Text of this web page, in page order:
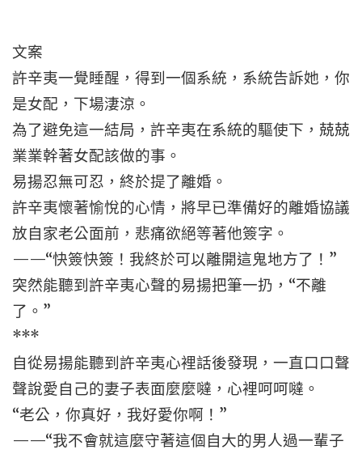
文案
許辛夷一覺睡醒，得到一個系統，系統告訴她，你
是女配，下場淒涼。
為了避免這一結局，許辛夷在系統的驅使下，兢兢
業業幹著女配該做的事。
易揚忍無可忍，終於提了離婚。
許辛夷懷著愉悅的心情，將早已準備好的離婚協議
放自家老公面前，悲痛欲絕等著他簽字。
——“快簽快簽！我終於可以離開這鬼地方了！”
突然能聽到許辛夷心聲的易揚把筆一扔，“不離
了。”
***
自從易揚能聽到許辛夷心裡話後發現，一直口口聲
聲說愛自己的妻子表面麼麼噠，心裡呵呵噠。
“老公，你真好，我好愛你啊！”
——“我不會就這麼守著這個自大的男人過一輩子